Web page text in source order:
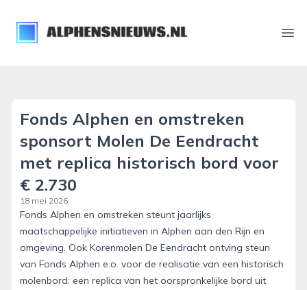
alphensnieuws.nl
Fonds Alphen en omstreken
sponsort Molen De Eendracht
met replica historisch bord voor
€ 2.730
18 mei 2026
Fonds Alphen en omstreken steunt jaarlijks
maatschappelijke initiatieven in Alphen aan den Rijn en
omgeving. Ook Korenmolen De Eendracht ontving steun
van Fonds Alphen e.o. voor de realisatie van een historisch
molenbord: een replica van het oorspronkelijke bord uit